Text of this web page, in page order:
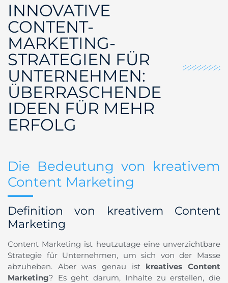
INNOVATIVE
CONTENT-
MARKETING-
STRATEGIEN FÜR
UNTERNEHMEN:
ÜBERRASCHENDE
IDEEN FÜR MEHR
ERFOLG
Die Bedeutung von kreativem
Content Marketing
Definition von kreativem Content
Marketing
Content Marketing ist heutzutage eine unverzichtbare
Strategie für Unternehmen, um sich von der Masse
abzuheben. Aber was genau ist kreatives Content
Marketing? Es geht darum, Inhalte zu erstellen, die